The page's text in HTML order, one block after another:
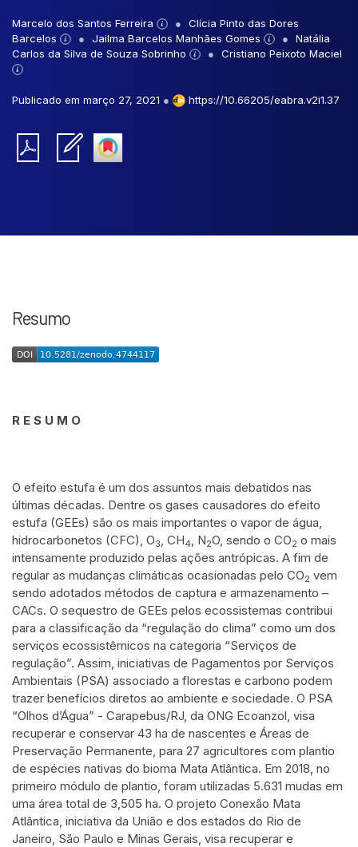
Marcelo dos Santos Ferreira
Clícia Pinto das Dores
Barcelos
Jailma Barcelos Manhães Gomes
Natália
Carlos da Silva de Souza Sobrinho
Cristiano Peixoto Maciel
Publicado em março 27, 2021 ● https://10.66205/eabra.v2i1.37
Resumo
R E S U M O
O efeito estufa é um dos assuntos mais debatidos nas
últimas décadas. Dentre os gases causadores do efeito
estufa (GEEs) são os mais importantes o vapor de água,
hidrocarbonetos (CFC), O3, CH4, N2O, sendo o CO2 o mais
intensamente produzido pelas ações antrópicas. A fim de
regular as mudanças climáticas ocasionadas pelo CO2 vem
sendo adotados métodos de captura e armazenamento –
CACs. O sequestro de GEEs pelos ecossistemas contribui
para a classificação da “regulação do clima” como um dos
serviços ecossistêmicos na categoria “Serviços de
regulação”. Assim, iniciativas de Pagamentos por Serviços
Ambientais (PSA) associado a florestas e carbono podem
trazer benefícios diretos ao ambiente e sociedade. O PSA
“Olhos d’Água” - Carapebus/RJ, da ONG Ecoanzol, visa
recuperar e conservar 43 ha de nascentes e Áreas de
Preservação Permanente, para 27 agricultores com plantio
de espécies nativas do bioma Mata Atlântica. Em 2018, no
primeiro módulo de plantio, foram utilizadas 5.631 mudas em
uma área total de 3,505 ha. O projeto Conexão Mata
Atlântica, iniciativa da União e dos estados do Rio de
Janeiro, São Paulo e Minas Gerais, visa recuperar e